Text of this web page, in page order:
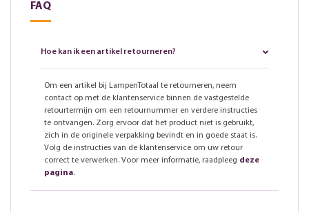
FAQ
Hoe kan ik een artikel retourneren?
Om een artikel bij LampenTotaal te retourneren, neem
contact op met de klantenservice binnen de vastgestelde
retourtermijn om een retournummer en verdere instructies
te ontvangen. Zorg ervoor dat het product niet is gebruikt,
zich in de originele verpakking bevindt en in goede staat is.
Volg de instructies van de klantenservice om uw retour
correct te verwerken. Voor meer informatie, raadpleeg deze
pagina.